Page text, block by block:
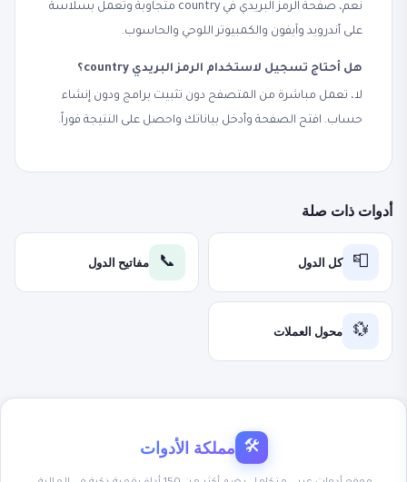
نعم، صفحة الرمز البريدي في country متجاوبة وتعمل بسلاسة
على أندرويد وآيفون والكمبيوتر اللوحي والحاسوب.
هل أحتاج تسجيل لاستخدام الرمز البريدي country؟
لا، تعمل مباشرة من المتصفح دون تثبيت برامج ودون إنشاء
حساب. افتح الصفحة وأدخل بياناتك واحصل على النتيجة فوراً.
أدوات ذات صلة
📮 كل الدول 📞 مفاتيح الدول
💱 محول العملات
🛠 مملكة الأدوات